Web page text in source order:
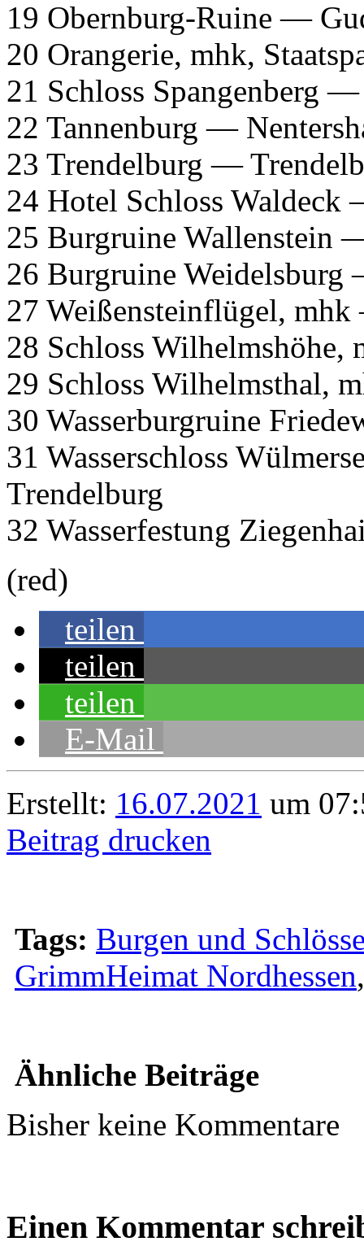
19 Obernburg-Ruine —
20 Orangerie, mhk,
21 Schloss Spangenberg —
22 Tannenburg —
23 Trendelburg —
24 Hotel Schloss Waldeck
25 Burgruine Wallenstein
26 Burgruine
27 Weißensteinflügel,
28 Schloss
29 Schloss Wilhelmsthal,
30 Wasserburgruine
31 Wasserschloss
Trendelburg
32 Wasserfestung
(red)
teilen
teilen
teilen
E-Mail
Erstellt: 16.07.2021 um
Beitrag drucken
Tags: Burgen und
GrimmHeimat Nordhessen
Ähnliche Beiträge
Bisher keine Kommentare
Einen Kommentar